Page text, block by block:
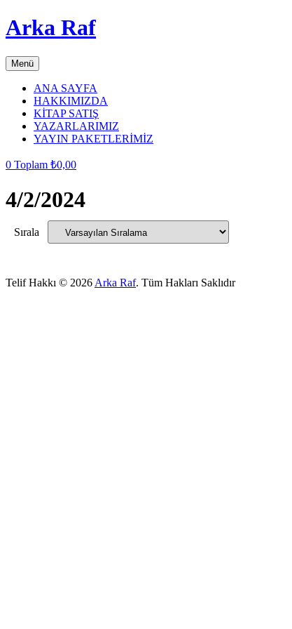
Arka Raf
Menü
ANA SAYFA
HAKKIMIZDA
KİTAP SATIŞ
YAZARLARIMIZ
YAYIN PAKETLERİMİZ
0 Toplam ₺0,00
4/2/2024
Sırala
Telif Hakkı © 2026 Arka Raf. Tüm Hakları Saklıdır